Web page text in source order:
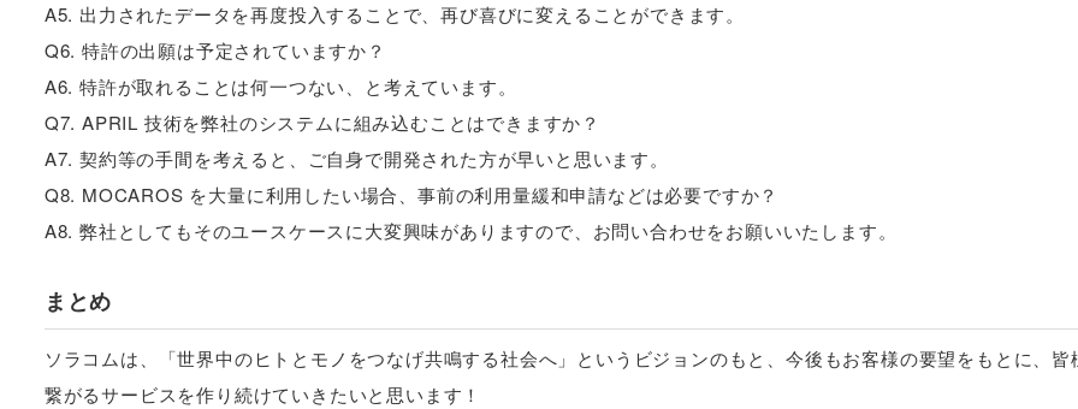
A5. 出力されたデータを再度投入することで、再び喜びに変えることができます。
Q6. 特許の出願は予定されていますか？
A6. 特許が取れることは何一つない、と考えています。
Q7. APRIL 技術を弊社のシステムに組み込むことはできますか？
A7. 契約等の手間を考えると、ご自身で開発された方が早いと思います。
Q8. MOCAROS を大量に利用したい場合、事前の利用量緩和申請などは必要ですか？
A8. 弊社としてもそのユースケースに大変興味がありますので、お問い合わせをお願いいたします。
まとめ
ソラコムは、「世界中のヒトとモノをつなげ共鳴する社会へ」というビジョンのもと、今後もお客様の要望をもとに、皆
繋がるサービスを作り続けていきたいと思います！